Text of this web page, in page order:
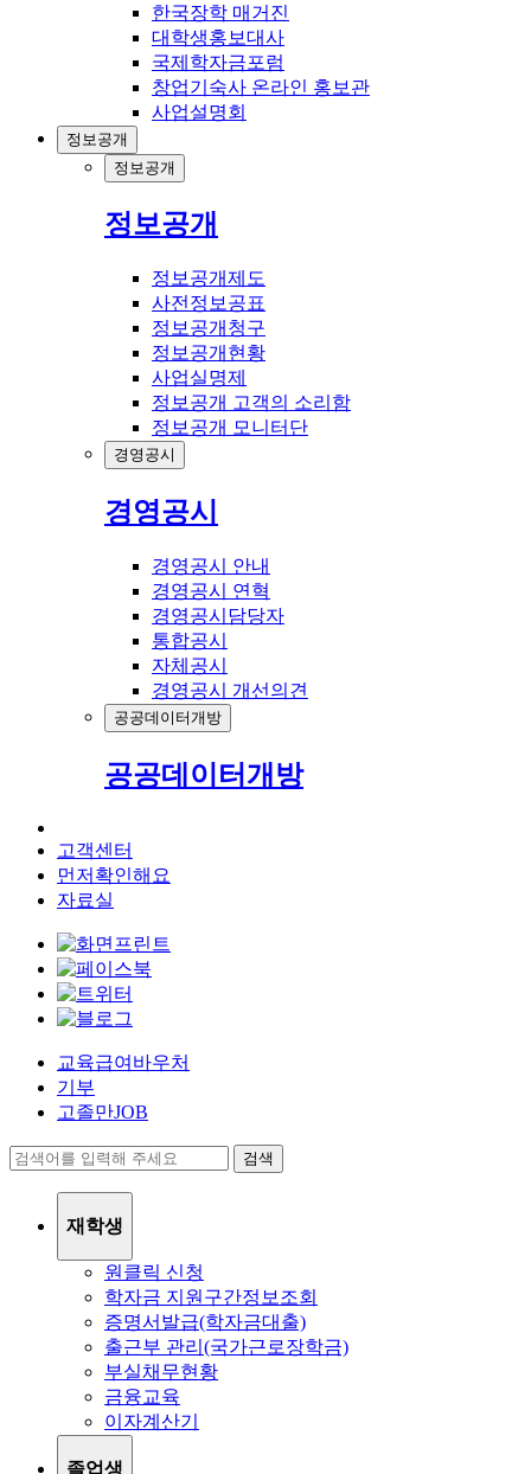
한국장학 매거진
대학생홍보대사
국제학자금포럼
창업기숙사 온라인 홍보관
사업설명회
정보공개
정보공개
정보공개
정보공개제도
사전정보공표
정보공개청구
정보공개현황
사업실명제
정보공개 고객의 소리함
정보공개 모니터단
경영공시
경영공시
경영공시 안내
경영공시 연혁
경영공시담당자
통합공시
자체공시
경영공시 개선의견
공공데이터개방
공공데이터개방
고객센터
먼저확인해요
자료실
교육급여바우처
기부
고졸만JOB
검색
재학생
원클릭 신청
학자금 지원구간정보조회
증명서발급(학자금대출)
출근부 관리(국가근로장학금)
부실채무현황
금융교육
이자계산기
졸업생